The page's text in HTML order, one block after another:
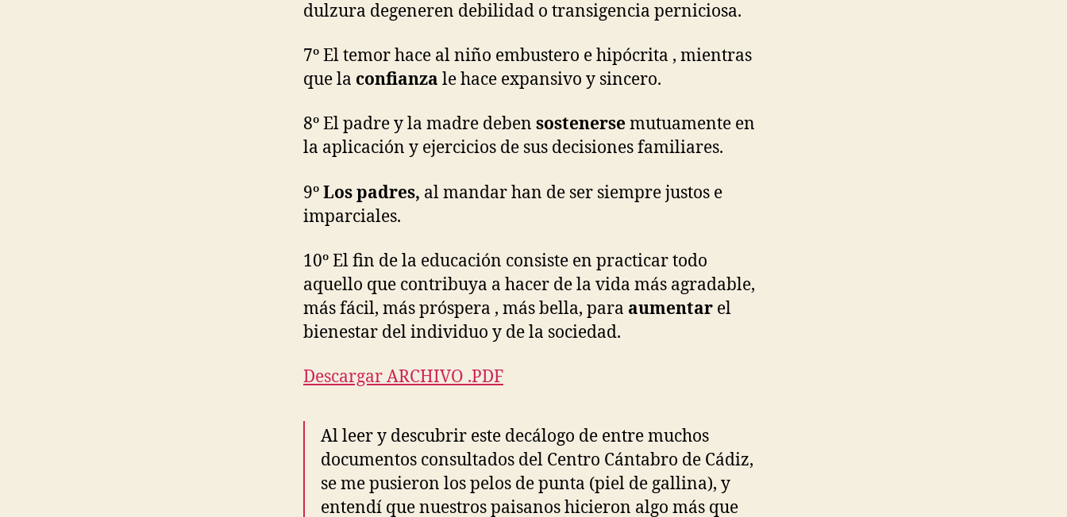
dulzura degeneren debilidad o transigencia perniciosa.
7º El temor hace al niño embustero e hipócrita , mientras
que la confianza le hace expansivo y sincero.
8º El padre y la madre deben sostenersemutuamente en
la aplicación y ejercicios de sus decisiones familiares.
9ºLos padres, al mandar han de ser siempre justos e
imparciales.
10º El fin de la educación consiste en practicar todo
aquello que contribuya a hacer de la vida más agradable,
más fácil, más próspera , más bella, para aumentar el
bienestar del individuo y de la sociedad.
Descargar ARCHIVO .PDF
Al leer y descubrir este decálogo de entre muchos
documentos consultados del Centro Cántabro de Cádiz,
se me pusieron los pelos de punta (piel de gallina), y
entendí que nuestros paisanos hicieron algo más que